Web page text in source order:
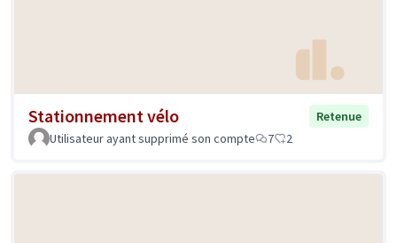
Stationnement vélo
Retenue
Utilisateur ayant supprimé son compte
7 2